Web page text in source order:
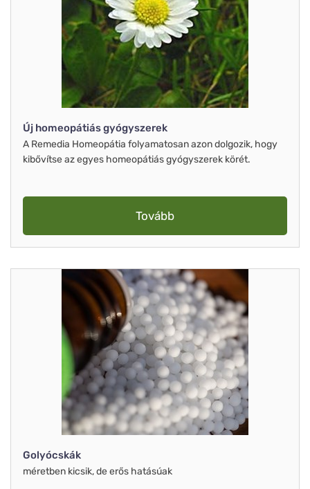
Új homeopátiás gyógyszerek
A Remedia Homeopátia folyamatosan azon dolgozik, hogy
kibővítse az egyes homeopátiás gyógyszerek körét.
Tovább
Golyócskák
méretben kicsik, de erős hatásúak